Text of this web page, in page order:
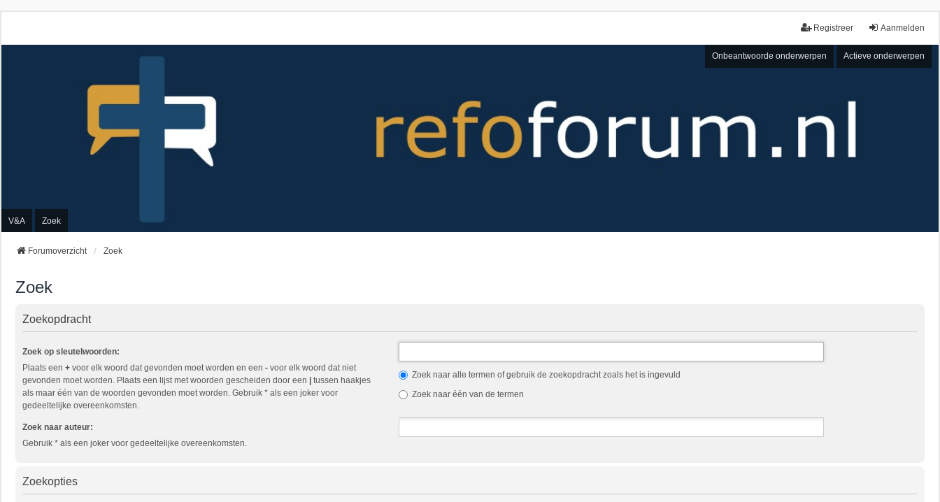
Aanmelden
Registreer
Onbeantwoorde onderwerpen Actieve onderwerpen
V&A Zoek
Forumoverzicht Zoek
Zoek
Zoekopdracht
Zoek op sleutelwoorden:
Plaats een + voor elk woord dat gevonden moet worden en een - voor elk woord dat niet
gevonden moet worden. Plaats een lijst met woorden gescheiden door een
tussen haakjes
als maar één van de woorden gevonden moet worden. Gebruik * als een joker voor
gedeeltelijke overeenkomsten.
Zoek naar alle termen of gebruik de zoekopdracht zoals het is ingevuld
Zoek naar één van de termen
Zoek naar auteur:
Gebruik * als een joker voor gedeeltelijke overeenkomsten.
Zoekopties